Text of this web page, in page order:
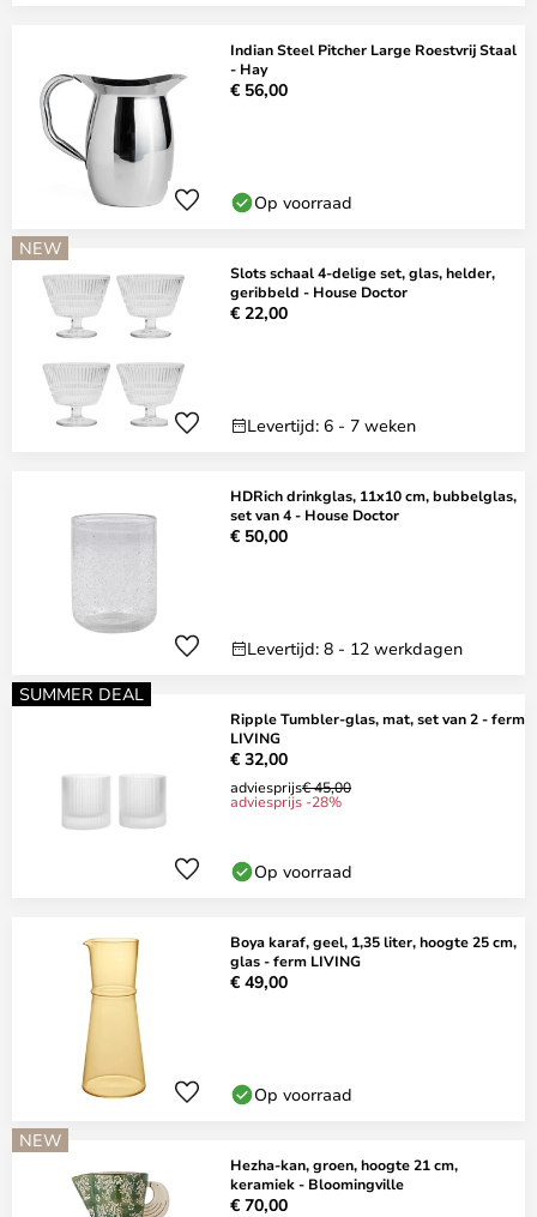
Indian Steel Pitcher Large Roestvrij Staal
- Hay
€ 56,00
Op voorraad
NEW
Slots schaal 4-delige set, glas, helder,
geribbeld - House Doctor
€ 22,00
Levertijd: 6 - 7 weken
HDRich drinkglas, 11x10 cm, bubbelglas,
set van 4 - House Doctor
€ 50,00
Levertijd: 8 - 12 werkdagen
SUMMER DEAL
Ripple Tumbler-glas, mat, set van 2 - ferm
LIVING
€ 32,00
adviesprijs€ 45,00
adviesprijs -28%
Op voorraad
Boya karaf, geel, 1,35 liter, hoogte 25 cm,
glas - ferm LIVING
€ 49,00
Op voorraad
NEW
Hezha-kan, groen, hoogte 21 cm,
keramiek - Bloomingville
€ 70,00